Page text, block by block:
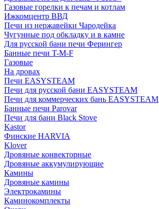
Газовые горелки к печам и котлам
Ижкомцентр ВВД
Печи из нержавейки Чародейка
Чугунные под обкладку и в камне
Для русской бани печи Ферингер
Банные печи T-M-F
Газовые
На дровах
Печи EASYSTEAM
Печи для русской бани EASYSTEAM
Печи для коммерческих бань EASYSTEAM
Банные печи Parovar
Печи для бани Black Stove
Kastor
Финские HARVIA
Klover
Дровяные конвекторные
Дровяные аккумулирующие
Камины
Дровяные камины
Электрокамины
Каминокомплекты